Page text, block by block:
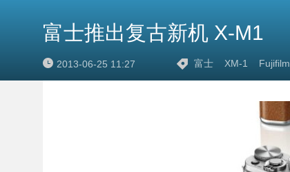
富士推出复古新机 X-M1
2013-06-25 11:27 富士 XM-1 Fujifilm